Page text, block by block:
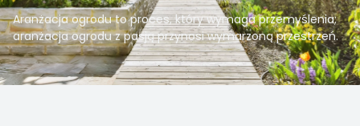
Aranżacja ogrodu to proces, który wymaga przemyślenia;
aranżacja ogrodu z pasją przynosi wymarzoną przestrzeń.